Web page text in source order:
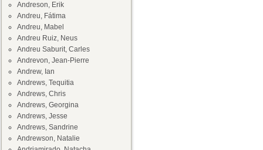
Andreson, Erik
Andreu, Fátima
Andreu, Mabel
Andreu Ruiz, Neus
Andreu Saburit, Carles
Andrevon, Jean-Pierre
Andrew, Ian
Andrews, Tequitia
Andrews, Chris
Andrews, Georgina
Andrews, Jesse
Andrews, Sandrine
Andrewson, Natalie